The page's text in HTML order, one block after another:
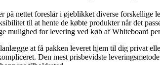
på nettet foreslår i øjeblikket diverse forskellige
til at hente de købte produkter når det
mulighed for levering ved køb af Whiteboard
at få pakken leveret hjem til dig privat
Den mest prisbevidste